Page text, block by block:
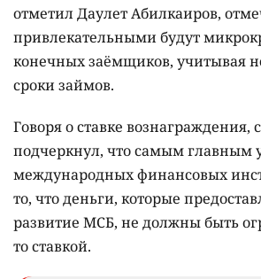
отметил Даулет Абилкаиров,
привлекательными будут
конечных заёмщиков, учитывая
сроки займов.
Говоря о ставке вознаграждения,
подчеркнул, что самым главным
международных финансовых
то, что деньги, которые
развитие МСБ, не должны быть
то ставкой.